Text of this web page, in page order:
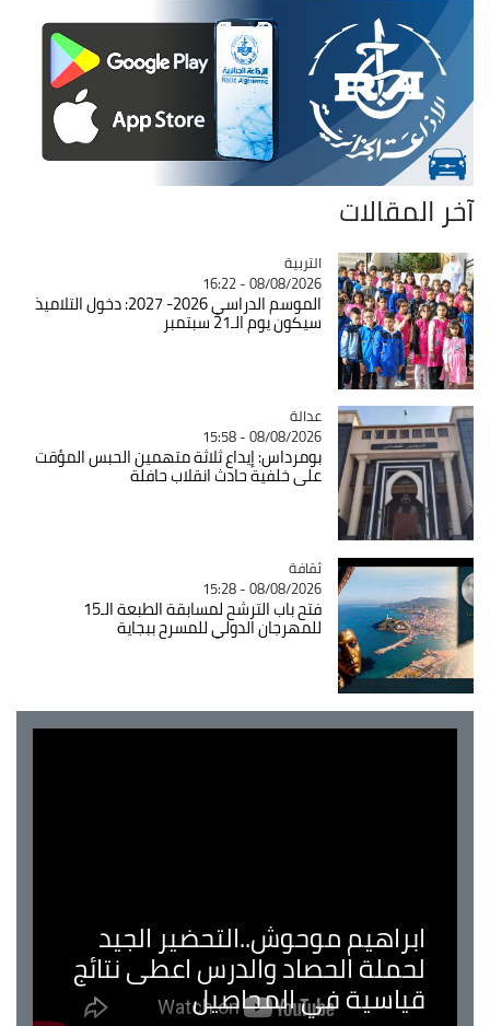
آخر المقالات
Catégorie
التربية
08/08/2026 - 16:22
الموسم الدراسي 2026- 2027: دخول التلاميذ
سيكون يوم الـ21 سبتمبر
Catégorie
عدالة
08/08/2026 - 15:58
بومرداس: إيداع ثلاثة متهمين الحبس المؤقت
على خلفية حادث انقلاب حافلة
Catégorie
ثقافة
08/08/2026 - 15:28
فتح باب الترشح لمسابقة الطبعة الـ15
للمهرجان الدولي للمسرح ببجاية
ابراهيم موحوش..التحضير الجيد
لحملة الحصاد والدرس اعطى نتائج
قياسية في المحاصيل